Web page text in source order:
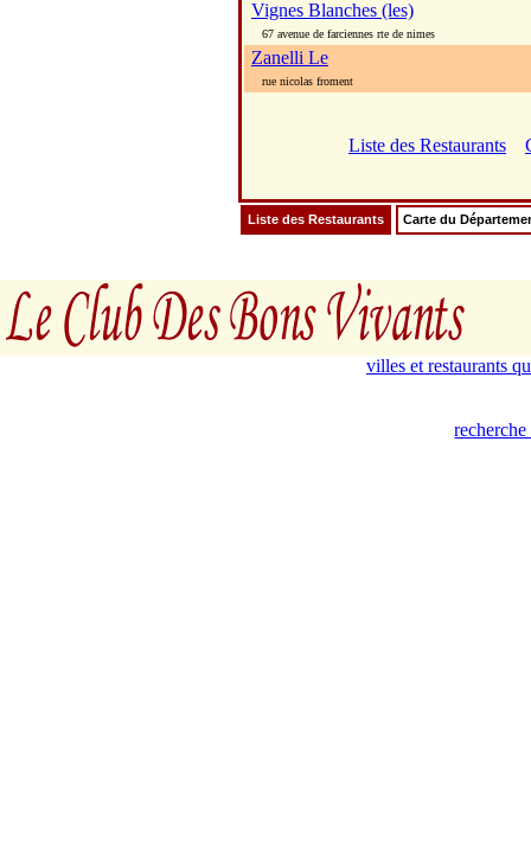
Vignes Blanches (les)
67 avenue de farciennes rte de nimes
Zanelli Le
rue nicolas froment
Liste des Restaurants
Liste des Restaurants Carte du
villes et restaurants